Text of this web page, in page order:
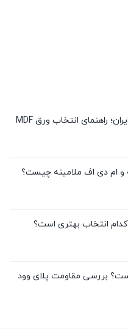
بهترین برندهای ام دی اف ایران؛ راهنمای انتخاب ورق MDF
و ام دی اف ملامینه چیست؟
انتخاب بهتری است؟
بررسی مقاومت پلای وود